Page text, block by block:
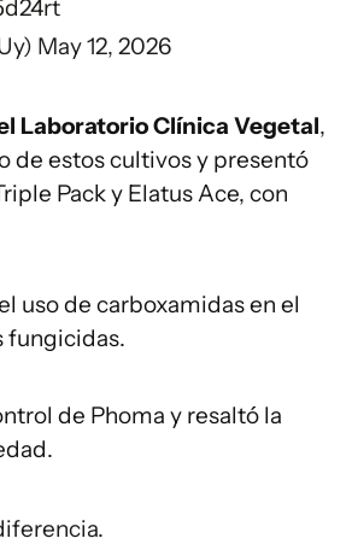
May 12, 2026
Laboratorio Clínica Vegetal,
de estos cultivos y presentó
Pack y Elatus Ace, con
uso de carboxamidas en el
fungicidas.
de Phoma y resaltó la